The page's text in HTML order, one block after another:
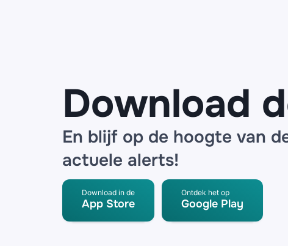
Download
En blijf op de hoogte van
actuele alerts!
Download in de
App Store
Ontdek het op
Google Play